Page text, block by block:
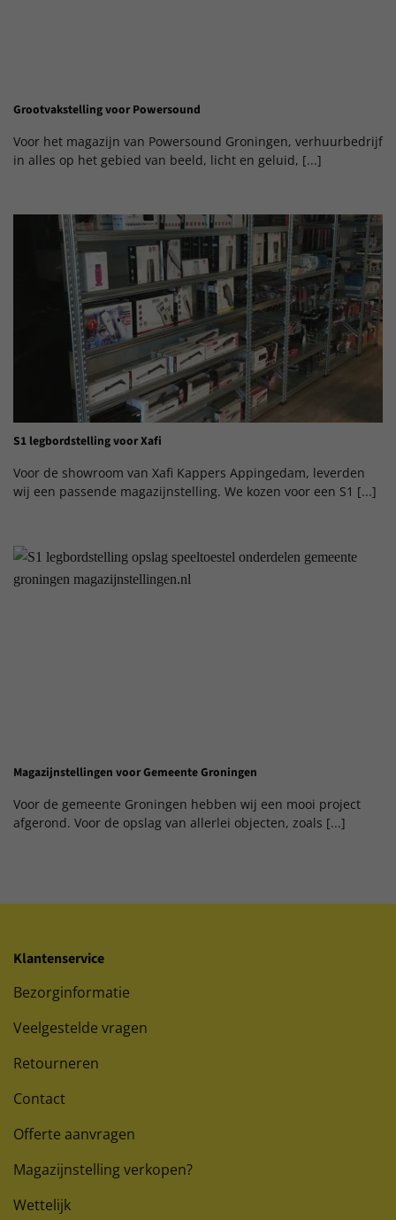
Grootvakstelling voor Powersound
Voor het magazijn van Powersound Groningen, verhuurbedrijf
in alles op het gebied van beeld, licht en geluid, [...]
S1 legbordstelling voor Xafi
Voor de showroom van Xafi Kappers Appingedam, leverden
wij een passende magazijnstelling. We kozen voor een S1 [...]
Magazijnstellingen voor Gemeente Groningen
Voor de gemeente Groningen hebben wij een mooi project
afgerond. Voor de opslag van allerlei objecten, zoals [...]
Klantenservice
Bezorginformatie
Veelgestelde vragen
Retourneren
Contact
Offerte aanvragen
Magazijnstelling verkopen?
Wettelijk